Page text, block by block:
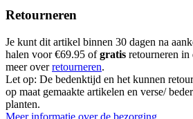
Retourneren
Je kunt dit artikel binnen 30 dagen na
halen voor €69.95 ofgratis retourneren
meer overretourneren.
Let op: De bedenktijd en het kunnen
op maat gemaakte artikelen en verse/
planten.
Meer informatie over de bezorging